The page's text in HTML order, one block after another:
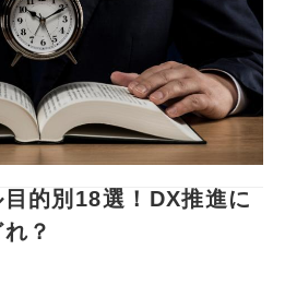
的別18選！DX推進に
？